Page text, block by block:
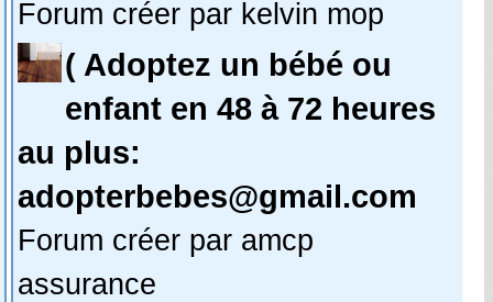
Forum créer par kelvin mop
( Adoptez un bébé ou
enfant en 48 à 72 heures
au plus:
adopterbebes@gmail.com
Forum créer par amcp
assurance